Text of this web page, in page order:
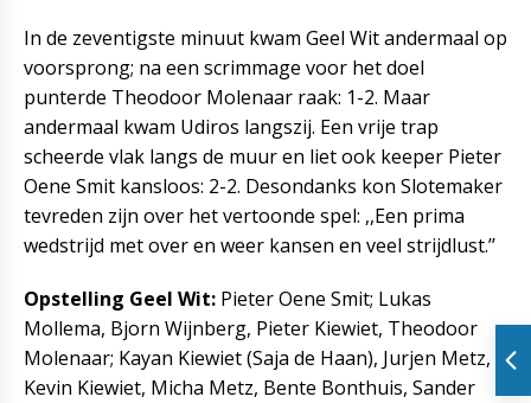
In de zeventigste minuut kwam Geel Wit andermaal op
voorsprong; na een scrimmage voor het doel
punterde Theodoor Molenaar raak: 1-2. Maar
andermaal kwam Udiros langszij. Een vrije trap
scheerde vlak langs de muur en liet ook keeper Pieter
Oene Smit kansloos: 2-2. Desondanks kon Slotemaker
tevreden zijn over het vertoonde spel: ,,Een prima
wedstrijd met over en weer kansen en veel strijdlust.’’
Opstelling Geel Wit: Pieter Oene Smit; Lukas
Mollema, Bjorn Wijnberg, Pieter Kiewiet, Theodoor
Molenaar; Kayan Kiewiet (Saja de Haan), Jurjen Metz,
Kevin Kiewiet, Micha Metz, Bente Bonthuis, Sander